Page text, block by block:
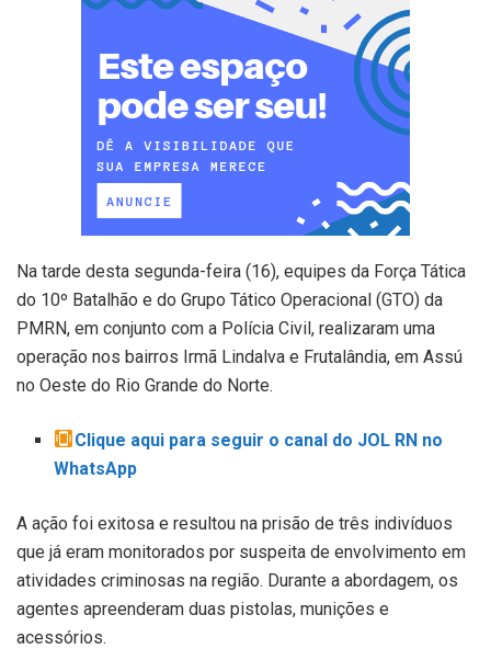
Na tarde desta segunda-feira (16), equipes da Força Tática
do 10º Batalhão e do Grupo Tático Operacional (GTO) da
PMRN, em conjunto com a Polícia Civil, realizaram uma
operação nos bairros Irmã Lindalva e Frutalândia, em Assú
no Oeste do Rio Grande do Norte.
Clique aqui para seguir o canal do JOL RN no
WhatsApp
​A ação foi exitosa e resultou na prisão de três indivíduos
que já eram monitorados por suspeita de envolvimento em
atividades criminosas na região. Durante a abordagem, os
agentes apreenderam duas pistolas, munições e
acessórios.